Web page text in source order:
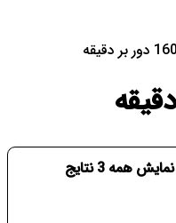
نمایش همه 3 نتایج